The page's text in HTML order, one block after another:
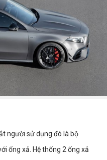
người sử dụng đó là bộ
ống xả. Hệ thống 2 ống xả